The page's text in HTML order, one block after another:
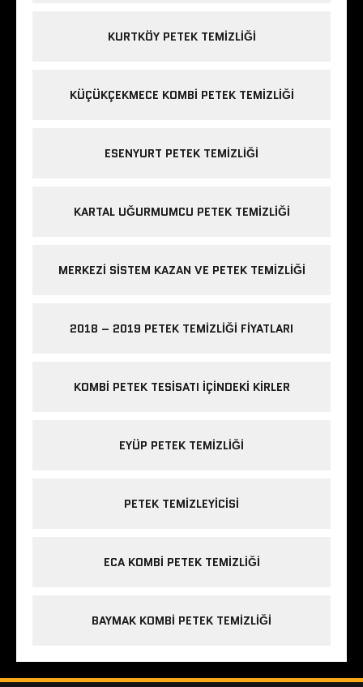
KURTKÖY PETEK TEMIZLIĞI
KÜÇÜKÇEKMECE KOMBI PETEK TEMIZLIĞI
ESENYURT PETEK TEMIZLIĞI
KARTAL UĞURMUMCU PETEK TEMIZLIĞI
MERKEZI SISTEM KAZAN VE PETEK TEMIZLIĞI
2018 – 2019 PETEK TEMIZLIĞI FIYATLARI
KOMBI PETEK TESISATI IÇINDEKI KIRLER
EYÜP PETEK TEMIZLIĞI
PETEK TEMIZLEYICISI
ECA KOMBI PETEK TEMIZLIĞI
BAYMAK KOMBI PETEK TEMIZLIĞI